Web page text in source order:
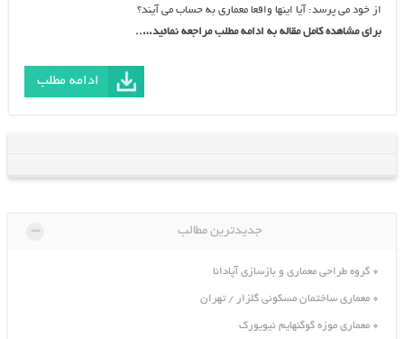
از خود می پرسد: آیا اینها واقعا معماری به حساب می آیند؟
برای مشاهده کامل مقاله به ادامه مطلب مراجعه نمائید…..
ادامه مطلب
جدیدترین مطالب -
گروه طراحی معماری و بازسازی آپادانا
معماری ساختمان مسکونی گلزار / تهران
معماری موزه گوگنهایم نیویورک